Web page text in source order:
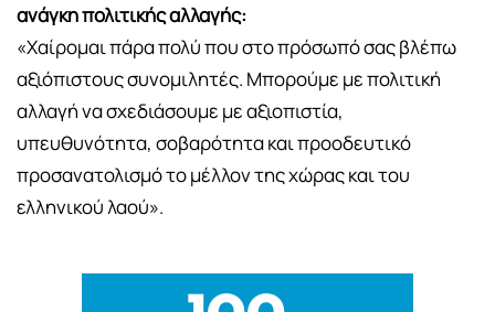
ανάγκη πολιτικής αλλαγής:
«Χαίρομαι πάρα πολύ που στο πρόσωπό σας βλέπω
αξιόπιστους συνομιλητές. Μπορούμε με πολιτική
αλλαγή να σχεδιάσουμε με αξιοπιστία,
υπευθυνότητα, σοβαρότητα και προοδευτικό
προσανατολισμό το μέλλον της χώρας και του
ελληνικού λαού».